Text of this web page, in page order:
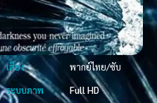
เสียง
พากย์ไทย/ซับ
ระบบภาพ
Full HD